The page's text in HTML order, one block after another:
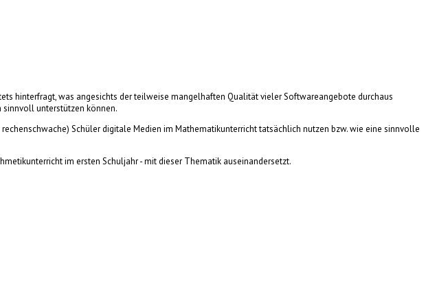
hinterfragt, was angesichts der teilweise mangelhaften Qualität vieler Softwareangebote durchaus
sinnvoll unterstützen können.
Schüler digitale Medien im Mathematikunterricht tatsächlich nutzen bzw. wie eine sinnvolle
im ersten Schuljahr - mit dieser Thematik auseinandersetzt.